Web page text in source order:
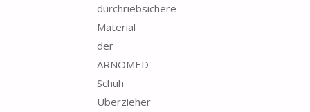
durchriebsichere
Material
der
ARNOMED
Schuh
Überzieher